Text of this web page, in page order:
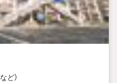
など）